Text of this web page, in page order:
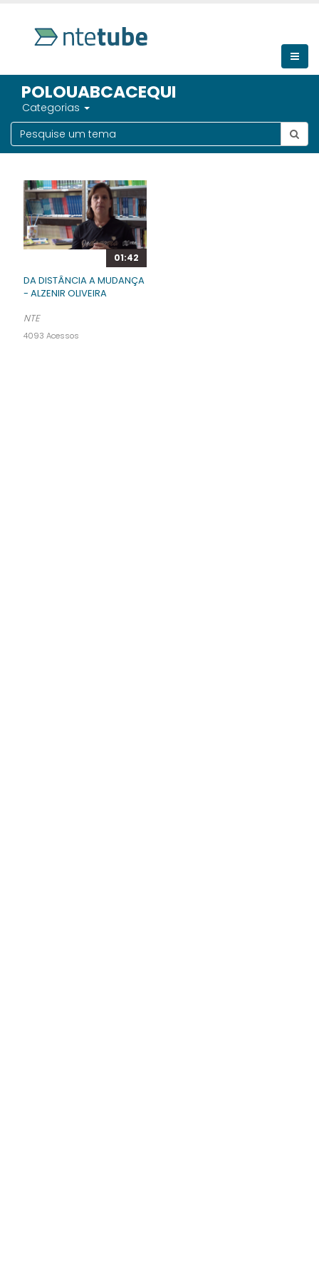
POLOUABCACEQUI
Categorias
01:42
DA DISTÂNCIA A MUDANÇA
- ALZENIR OLIVEIRA
NTE
4093 Acessos